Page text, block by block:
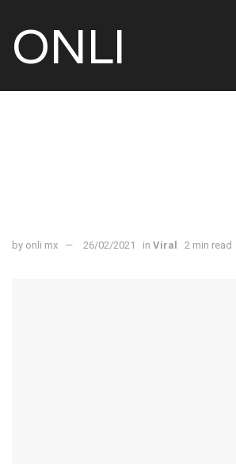
ONLI
by onli mx 26/02/2021 in Viral 2 min read